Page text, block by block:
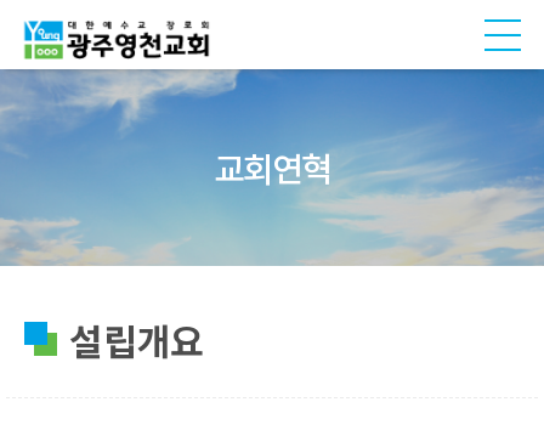
교회연혁
설립개요